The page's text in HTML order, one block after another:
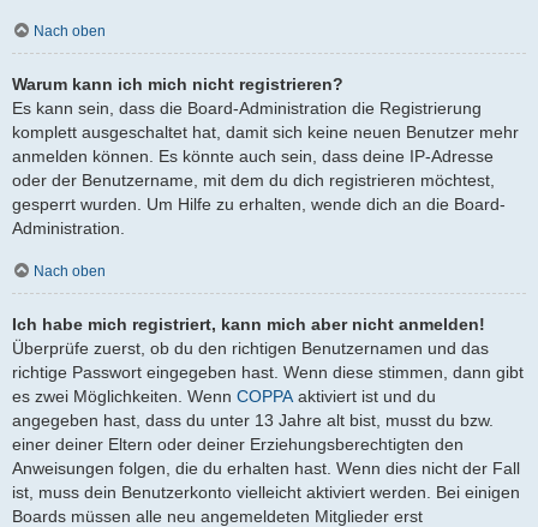
Nach oben
Warum kann ich mich nicht registrieren?
Es kann sein, dass die Board-Administration die Registrierung
komplett ausgeschaltet hat, damit sich keine neuen Benutzer mehr
anmelden können. Es könnte auch sein, dass deine IP-Adresse
oder der Benutzername, mit dem du dich registrieren möchtest,
gesperrt wurden. Um Hilfe zu erhalten, wende dich an die Board-
Administration.
Nach oben
Ich habe mich registriert, kann mich aber nicht anmelden!
Überprüfe zuerst, ob du den richtigen Benutzernamen und das
richtige Passwort eingegeben hast. Wenn diese stimmen, dann gibt
es zwei Möglichkeiten. Wenn COPPA aktiviert ist und du
angegeben hast, dass du unter 13 Jahre alt bist, musst du bzw.
einer deiner Eltern oder deiner Erziehungsberechtigten den
Anweisungen folgen, die du erhalten hast. Wenn dies nicht der Fall
ist, muss dein Benutzerkonto vielleicht aktiviert werden. Bei einigen
Boards müssen alle neu angemeldeten Mitglieder erst